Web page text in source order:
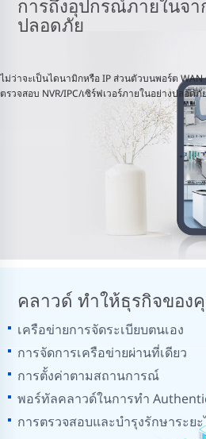
การถึงอุปกรณ์ภายในจา
ปลอดภัย
ไม่ว่าจะเป็นไดนามิกหรือ IP ส่วนตัวบนพอร์ต WAN
ตรวจสอบ NVR/IPC/เซิร์ฟเวอร์ภายในอย่างปลอด
คลาวด์ ทำให้ธุรกิจของ
เครือข่ายการจัดระเบียบตนเอง
การจัดการเครือข่ายผ่านที่เดียว
การตั้งค่าตามสถานการณ์
พอร์ทัลคลาวด์ในการทำ
การตรวจสอบและบำรุงรักษาระย